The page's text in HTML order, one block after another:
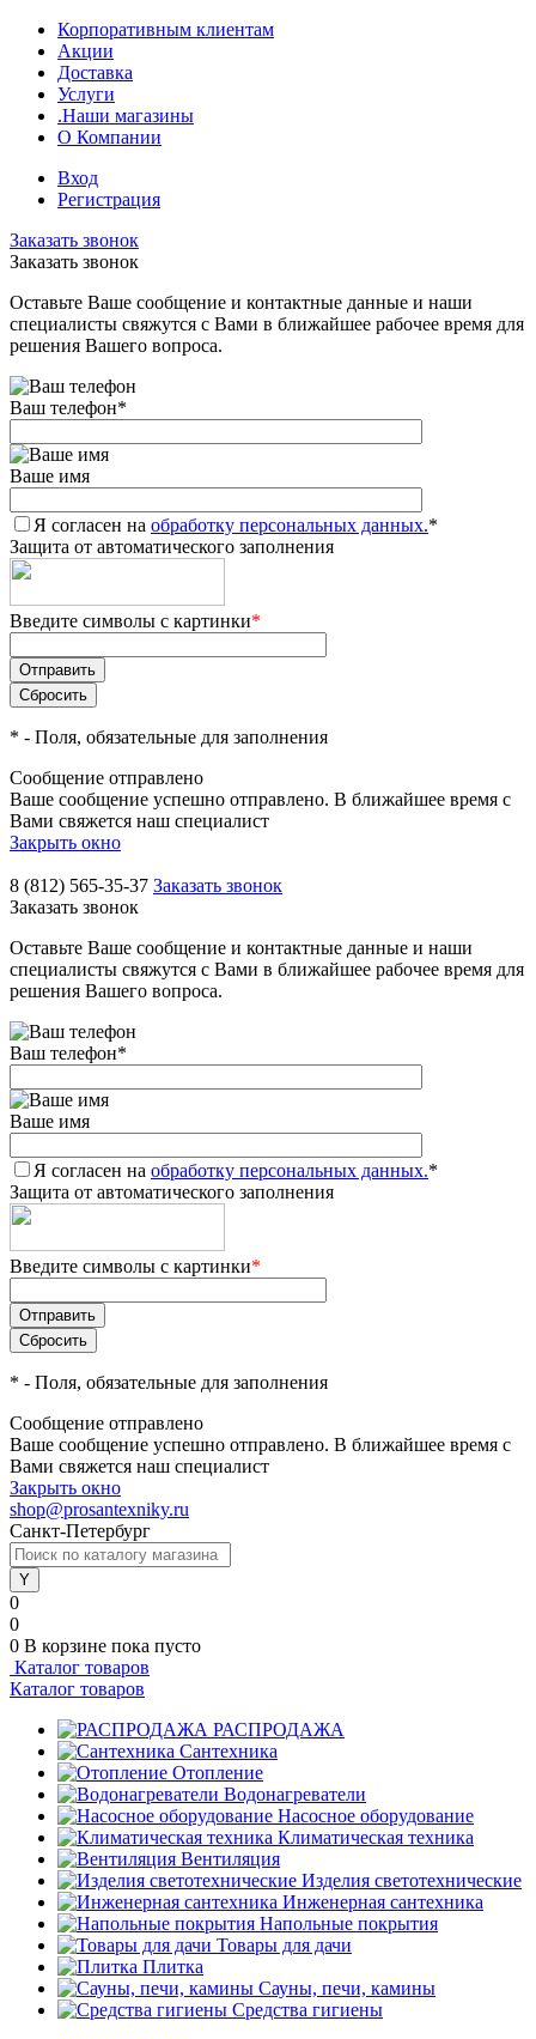
Корпоративным клиентам
Акции
Доставка
Услуги
.Наши магазины
О Компании
Вход
Регистрация
Заказать звонок
Заказать звонок
Оставьте Ваше сообщение и контактные данные и наши
специалисты свяжутся с Вами в ближайшее рабочее время для
решения Вашего вопроса.
Ваш телефон*
Ваше имя
Я согласен на обработку персональных данных.*
Защита от автоматического заполнения
Введите символы с картинки*
* - Поля, обязательные для заполнения
Сообщение отправлено
Ваше сообщение успешно отправлено. В ближайшее время с
Вами свяжется наш специалист
Закрыть окно
8 (812) 565-35-37 Заказать звонок
Заказать звонок
Оставьте Ваше сообщение и контактные данные и наши
специалисты свяжутся с Вами в ближайшее рабочее время для
решения Вашего вопроса.
Ваш телефон*
Ваше имя
Я согласен на обработку персональных данных.*
Защита от автоматического заполнения
Введите символы с картинки*
* - Поля, обязательные для заполнения
Сообщение отправлено
Ваше сообщение успешно отправлено. В ближайшее время с
Вами свяжется наш специалист
Закрыть окно
shop@prosantexniky.ru
Санкт-Петербург
0
0
0 В корзине пока пусто
Каталог товаров
Каталог товаров
РАСПРОДАЖА
Сантехника
Отопление
Водонагреватели
Насосное оборудование
Климатическая техника
Вентиляция
Изделия светотехнические
Инженерная сантехника
Напольные покрытия
Товары для дачи
Плитка
Сауны, печи, камины
Средства гигиены